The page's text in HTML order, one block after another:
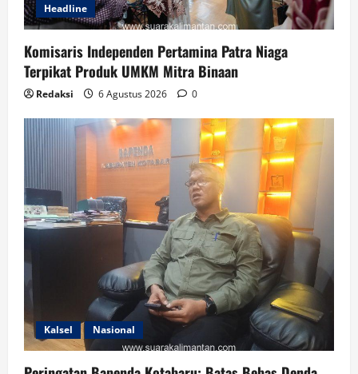
Headline
Komisaris Independen Pertamina Patra Niaga
Terpikat Produk UMKM Mitra Binaan
Redaksi 6 Agustus 2026 0
Kalsel Nasional